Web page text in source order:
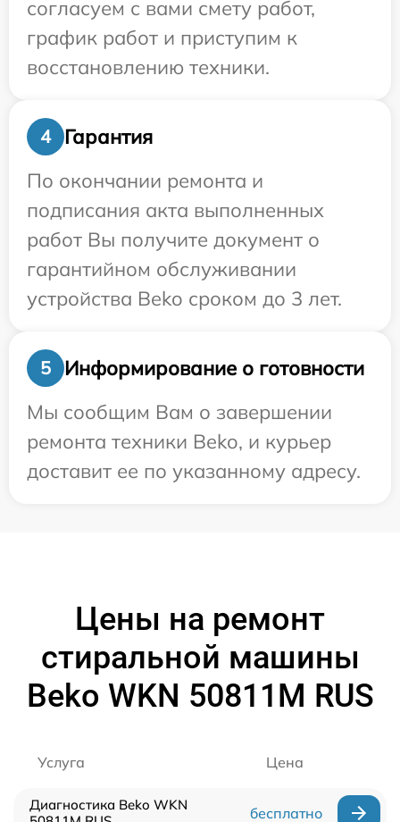
согласуем с вами смету работ,
график работ и приступим к
восстановлению техники.
4
Гарантия
По окончании ремонта и
подписания акта выполненных
работ Вы получите документ о
гарантийном обслуживании
устройства Beko сроком до 3 лет.
5
Информирование о готовности
Мы сообщим Вам о завершении
ремонта техники Beko, и курьер
доставит ее по указанному адресу.
Цены на ремонт
стиральной машины
Beko WKN 50811M RUS
Услуга Цена
Диагностика Beko WKN
бесплатно